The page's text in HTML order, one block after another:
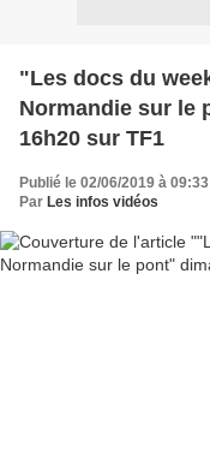
"Les docs du
Normandie sur le
16h20 sur TF1
Publié le 02/06/2019 à 09:33
Par Les infos vidéos